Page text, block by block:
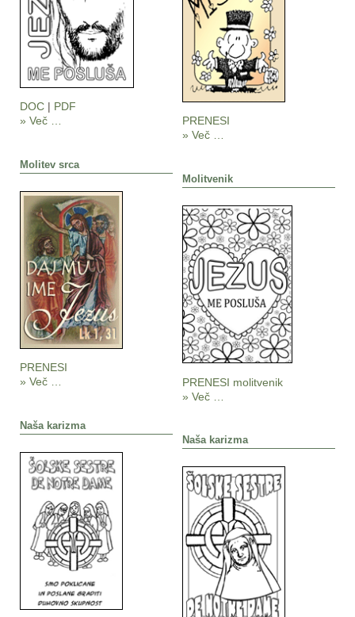
DOC| PDF
» Več …
PRENESI
» Več …
Molitev srca
PRENESI
» Več …
Molitvenik
PRENESI molitvenik
» Več …
Naša karizma
Naša karizma